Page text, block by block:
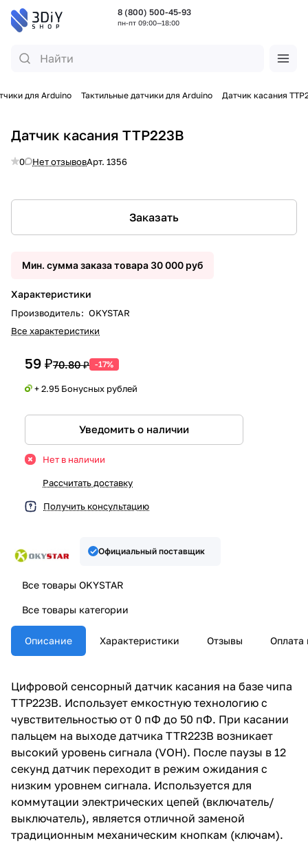
8 (800) 500-45-93
пн-пт 09:00—18:00
для Arduino Тактильные датчики для Arduino Датчик касания
Датчик касания TTP223B
0 Нет отзывовАрт. 1356
Заказать
Мин. сумма заказа товара 30 000 руб
Характеристики
Производитель: OKYSTAR
Все характеристики
59 ₽70.80 ₽ -17%
+ 2.95 Бонусных рублей
Уведомить о наличии
Нет в наличии
Рассчитать доставку
Получить консультацию
Официальный поставщик
Все товары OKYSTAR
Все товары категории
Описание Характеристики Отзывы Оплата
Цифровой сенсорный датчик касания на базе чипа
TTP223B. Использует емкостную технологию с
чувствительностью от 0 пФ до 50 пФ. При касании
пальцем на выходе датчика TTR223B возникает
высокий уровень сигнала (VOH). После паузы в 12
секунд датчик переходит в режим ожидания с
низким уровнем сигнала. Используется для
коммутации электрических цепей (включатель/
выключатель), является отличной заменой
традиционным механическим кнопкам (ключам).